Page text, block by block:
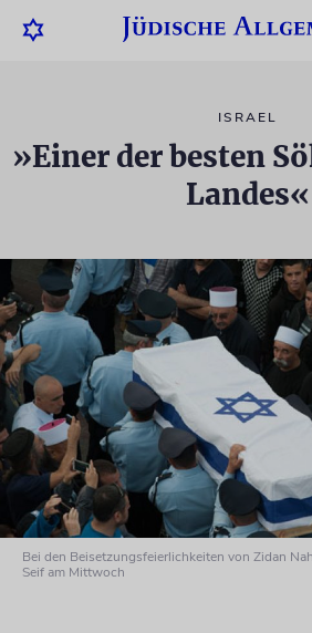
ISRAEL
»Einer der besten
Landes«
Bei den Beisetzungsfeierlichkeiten von Zidan
Seif am Mittwoch